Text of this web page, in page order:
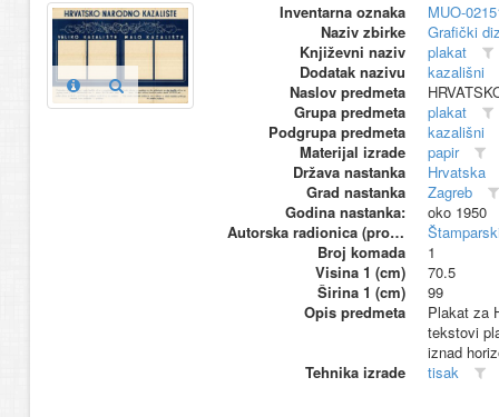
Inventarna oznaka
MUO-
Naziv zbirke
Grafički
Književni naziv
plakat
Dodatak nazivu
kazališni
Naslov predmeta
Grupa predmeta
plakat
Podgrupa predmeta
kazališni
Materijal izrade
papir
Država nastanka
Hrvatska
Grad nastanka
Zagreb
Godina nastanka:
oko 1950
Autorska radionica (proizvođač)
Broj komada
1
Visina 1 (cm)
70.5
Širina 1 (cm)
99
Opis predmeta
Plakat za
tekstovi
iznad
Tehnika izrade
tisak